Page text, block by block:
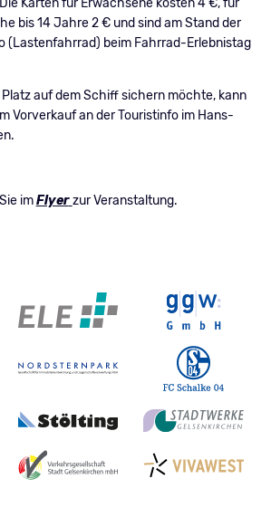
Karten für Erwachsene kosten 4 €, für
bis 14 Jahre 2 € und sind am Stand der
(Lastenfahrrad) beim Fahrrad-Erlebnistag
auf dem Schiff sichern möchte, kann
Vorverkauf an der Touristinfo im Hans-
imFlyer zur Veranstaltung.